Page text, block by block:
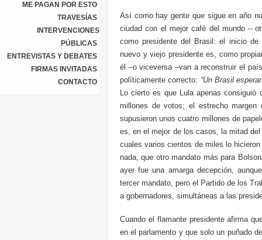
ME PAGAN POR ESTO
TRAVESÍAS
INTERVENCIONES
PÚBLICAS
ENTREVISTAS Y DEBATES
FIRMAS INVITADAS
CONTACTO
Así como hay gente que sigue en año
ciudad con el mejor café del mundo –
como presidente del Brasil: el inicio
nuevo y viejo presidente es, como
él –o viceversa –van a reconstruir el
políticamente correcto: “Un Brasil
Lo cierto es que Lula apenas
millones de votos; el estrecho
supusieron unos cuatro millones de
es, en el mejor de los casos, la mitad
cuales varios cientos de miles lo
nada, que otro mandato más para
ayer fue una amarga decepción,
tercer mandato, pero el Partido de los
a gobernadores, simultáneas a las
Cuando el flamante presidente afirma
en el parlamento y que solo un puñado